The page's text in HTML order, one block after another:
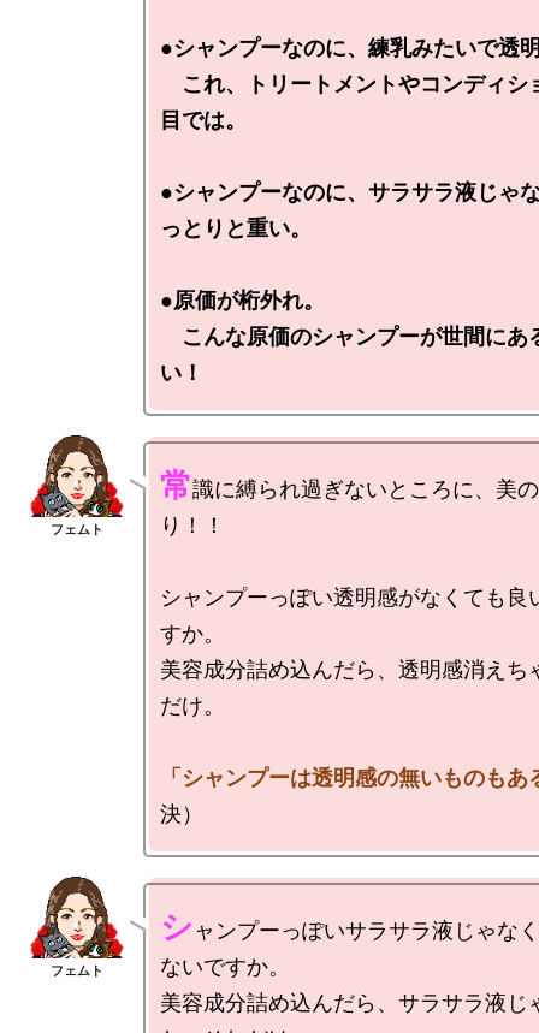
●シャンプーなのに、練乳みたいで透
これ、トリートメントやコンディシ
目では。
●シャンプーなのに、サラサラ液じゃ
っとりと重い。
●原価が桁外れ。
こんな原価のシャンプーが世間にあ
い！
常識に縛られ過ぎないところに、美
り！！
シャンプーっぽい透明感がなくても良
すか。
美容成分詰め込んだら、透明感消えち
だけ。
「シャンプーは透明感の無いものもあ
シャンプーっぽいサラサラ液じゃな
ないですか。
美容成分詰め込んだら、サラサラ液じ